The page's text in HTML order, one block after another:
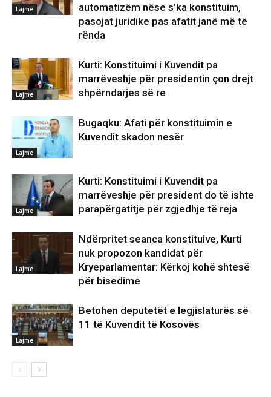
Lajme
automatizëm nëse s’ka konstituim,
pasojat juridike pas afatit janë më të
rënda
Lajme
Kurti: Konstituimi i Kuvendit pa
marrëveshje për presidentin çon drejt
shpërndarjes së re
Lajme
Bugaqku: Afati për konstituimin e
Kuvendit skadon nesër
Lajme
Kurti: Konstituimi i Kuvendit pa
marrëveshje për president do të ishte
parapërgatitje për zgjedhje të reja
Lajme
Ndërpritet seanca konstituive, Kurti
nuk propozon kandidat për
Kryeparlamentar: Kërkoj kohë shtesë
për bisedime
Lajme
Betohen deputetët e legjislaturës së
11 të Kuvendit të Kosovës